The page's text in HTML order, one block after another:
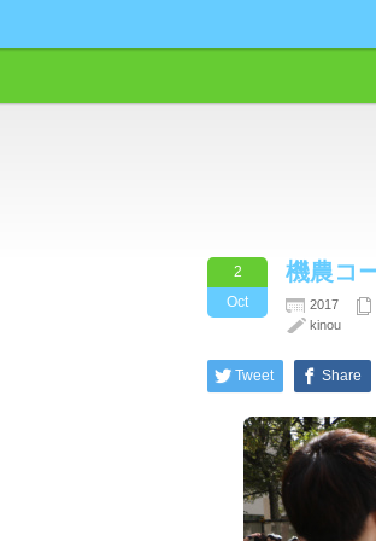
2
Oct
機農コ
2017
kinou
Tweet Share